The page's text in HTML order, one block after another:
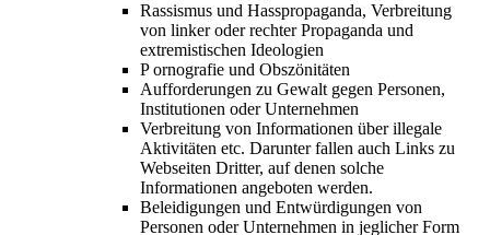
Rassismus und Hasspropaganda, Verbreitung
von linker oder rechter Propaganda und
extremistischen Ideologien
P ornografie und Obszönitäten
Aufforderungen zu Gewalt gegen Personen,
Institutionen oder Unternehmen
Verbreitung von Informationen über illegale
Aktivitäten etc. Darunter fallen auch Links zu
Webseiten Dritter, auf denen solche
Informationen angeboten werden.
Beleidigungen und Entwürdigungen von
Personen oder Unternehmen in jeglicher Form